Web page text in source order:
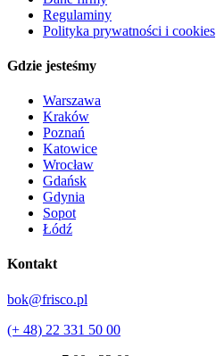
Regulaminy
Polityka prywatności i cookies
Gdzie jesteśmy
Warszawa
Kraków
Poznań
Katowice
Wrocław
Gdańsk
Gdynia
Sopot
Łódź
Kontakt
bok@frisco.pl
(+ 48) 22 331 50 00